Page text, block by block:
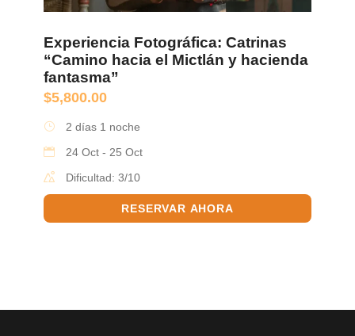
Experiencia Fotográfica: Catrinas
“Camino hacia el Mictlán y hacienda
fantasma”
$5,800.00
2 días 1 noche
24 Oct - 25 Oct
Dificultad: 3/10
RESERVAR AHORA